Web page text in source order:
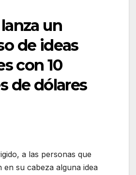
un
de ideas
con 10
de dólares
a las personas que
en su cabeza alguna idea